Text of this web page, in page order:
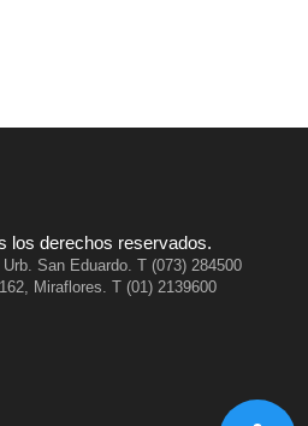
los derechos reservados.
San Eduardo. T (073) 284500
Miraflores. T (01) 2139600